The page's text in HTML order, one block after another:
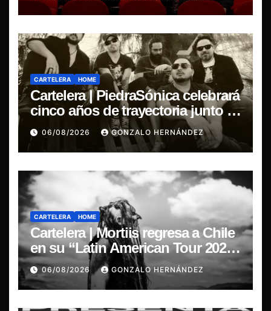
CARTELERA HOME
Cartelera | PiedraSónica celebrará
cinco años de trayectoria junto a
The Ganjas en el Bar de René
06/08/2026 GONZALO HERNÁNDEZ
CARTELERA HOME
Cartelera | Mortiis regresa a Chile
en su “Latin American Tour 2026”
y exclusivo show en Sala RBX
06/08/2026 GONZALO HERNÁNDEZ